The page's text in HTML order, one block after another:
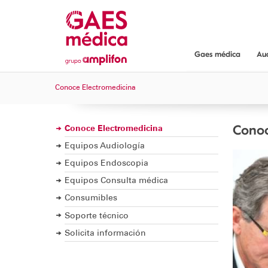
Gaes médica
¿Dónde
Conoce Electromedicina
Conoce Electromedicina
Equipos Audiología
Equipos Endoscopia
Equipos Consulta médica
Consumibles
Soporte técnico
Solicita información